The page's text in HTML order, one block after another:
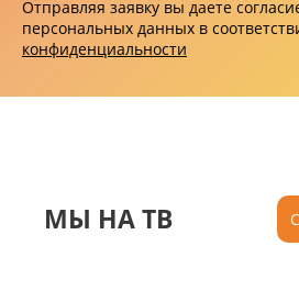
Отправляя заявку вы даете
персональных данных в
конфиденциальности
МЫ НА ТВ